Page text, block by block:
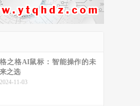
格之格AI鼠标：智能操作的未
来之选
2024-11-03